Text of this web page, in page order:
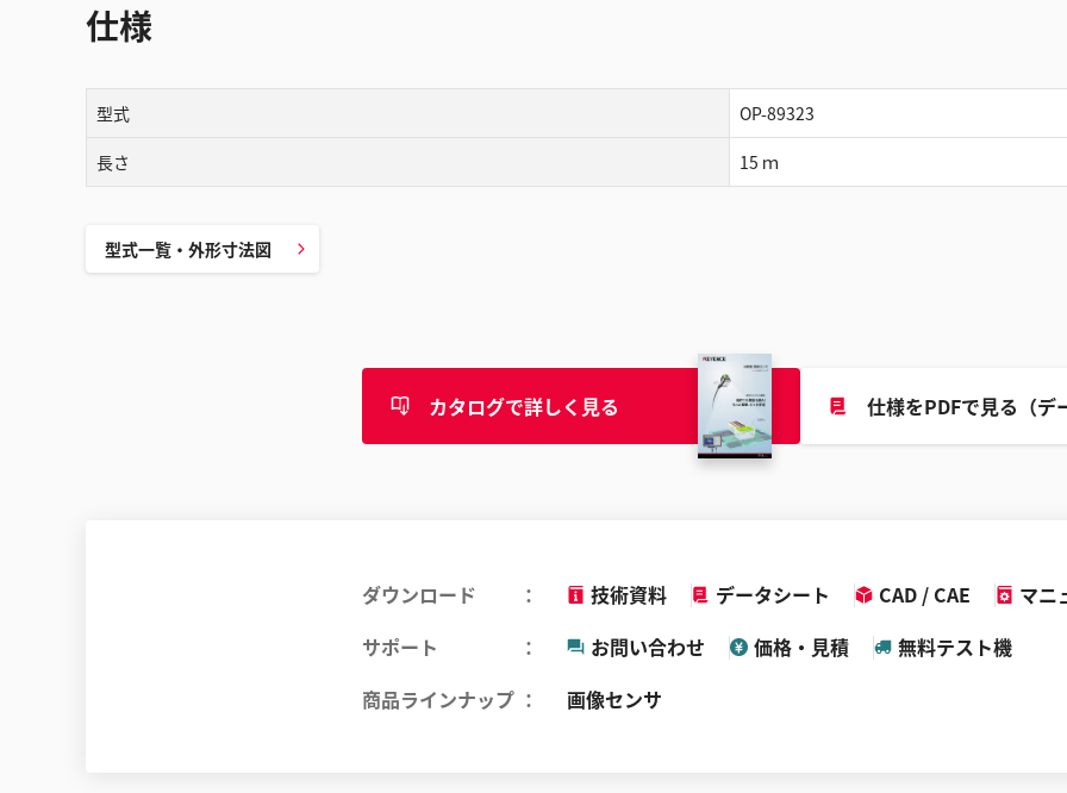
仕様
型式 OP-89323
長さ 15 ｍ
型式一覧・外形寸法図
カタログで詳しく見る 仕様をPDFで見る（デ
ダウンロード 技術資料 データシート CAD / CAE マニ
サポート
お問い合わせ 価格・見積
無料テスト機
商品ラインナップ
画像センサ